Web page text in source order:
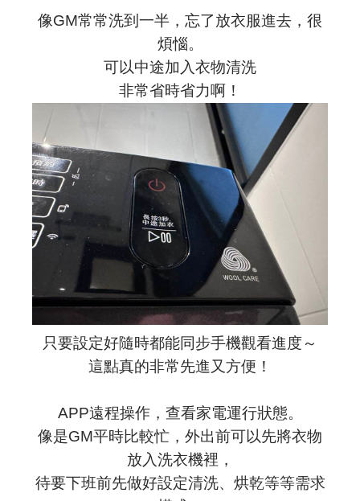
像GM常常洗到一半，忘了放衣服進去，很
煩惱。
可以中途加入衣物清洗
非常省時省力啊！
只要設定好隨時都能同步手機觀看進度～
這點真的非常先進又方便！
APP遠程操作，查看家電運行狀態。
像是GM平時比較忙，外出前可以先將衣物
放入洗衣機裡，
待要下班前先做好設定清洗、烘乾等等需求